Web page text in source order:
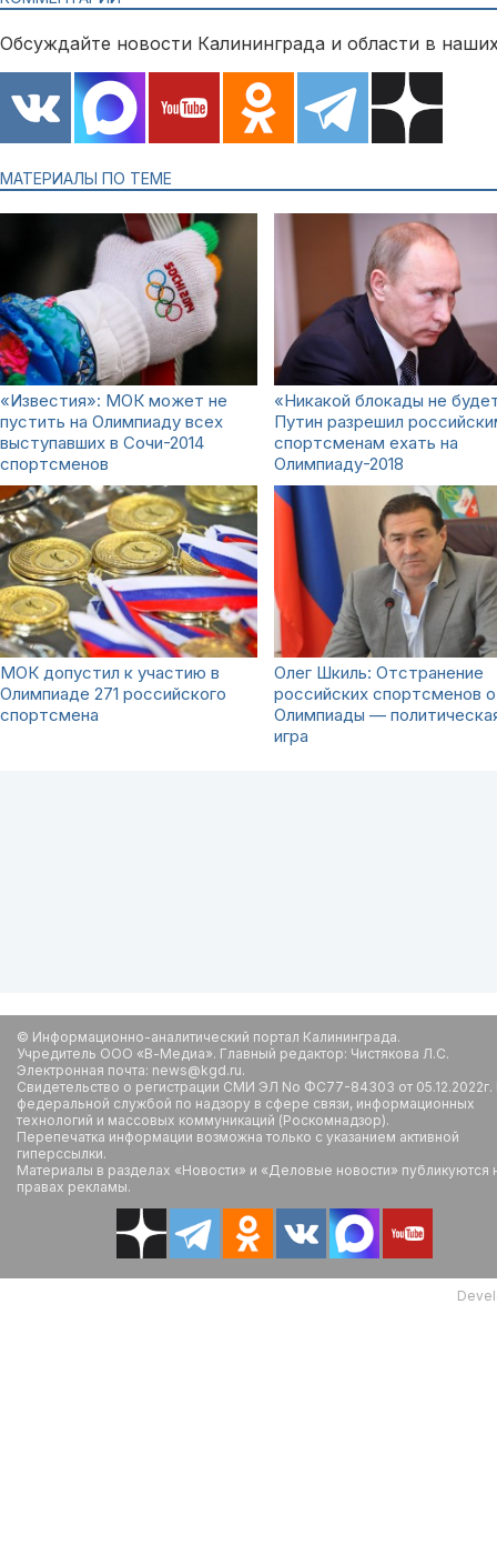
Обсуждайте новости Калининграда и области в
МАТЕРИАЛЫ ПО ТЕМЕ
«Известия»: МОК может не
пустить на Олимпиаду всех
выступавших в Сочи-2014
спортсменов
«Никакой блокады не
Путин разрешил
спортсменам ехать на
Олимпиаду-2018
МОК допустил к участию в
Олимпиаде 271 российского
спортсмена
Олег Шкиль: Отстранение
российских спортсменов
Олимпиады —
игра
© Информационно-аналитический портал Калининграда.
Учредитель ООО «В-Медиа». Главный редактор: Чистякова Л.С.
Электронная почта: news@kgd.ru.
Свидетельство о регистрации СМИ ЭЛ No ФС77-84303 от
федеральной службой по надзору в сфере связи, информационных
технологий и массовых коммуникаций (Роскомнадзор).
Перепечатка информации возможна только с указанием активной
гиперссылки.
Материалы в разделах «Новости» и «Деловые новости» публикуются
правах рекламы.